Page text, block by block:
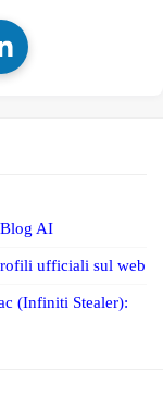
AI
ufficiali sul web
(Infiniti Stealer):